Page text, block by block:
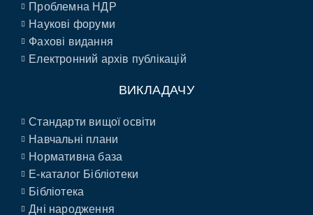
Проблемна НДР
Наукові форуми
Фахові видання
Електронний архів публікацій
ВИКЛАДАЧУ
Стандарти вищої освіти
Навчальні плани
Нормативна база
E-каталог Бібліотеки
Бібліотека
Дні народження